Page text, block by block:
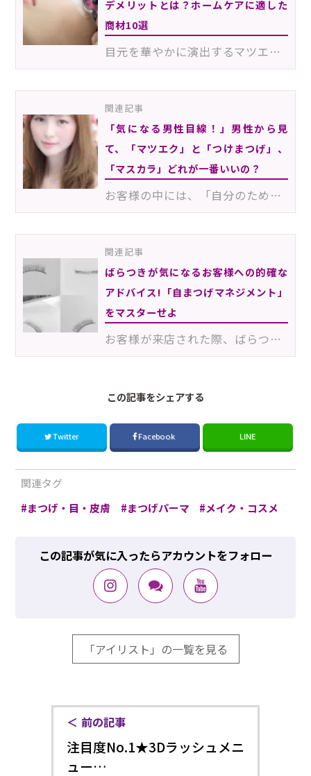
デメリットとは？ホームケアに適した
商材10選
目元を華やかに演出するマツエクとともに、近年人気が再燃している「まつげパーマ」。お客様からのオーダ…
関連記事
「気になる男性目線！」男性から見
て、「マツエク」と「つけまつげ」、
「マスカラ」どれが一番いいの？
お客様の中には、「自分のためだけに可愛くなりたい」という人もいれば、「男性ウケがいい可愛さを手に入…
関連記事
ばらつきが気になるお客様への的確な
アドバイス!「自まつげマネジメント」
をマスターせよ
お客様が来店された際、ばらつきが気になること、よくありますよね。ばらつきの原因としては、お客様のホ…
この記事をシェアする
Twitter Facebook LINE
関連タグ
まつげ・目・皮膚
まつげパーマ メイク・コスメ
この記事が気に入ったらアカウントをフォロー
「アイリスト」の一覧を見る
前の記事
注目度No.1★3Dラッシュメニ
ュー…